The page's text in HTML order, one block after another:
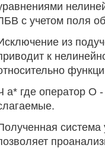
с учетом поля
из
к
а* где оператор О